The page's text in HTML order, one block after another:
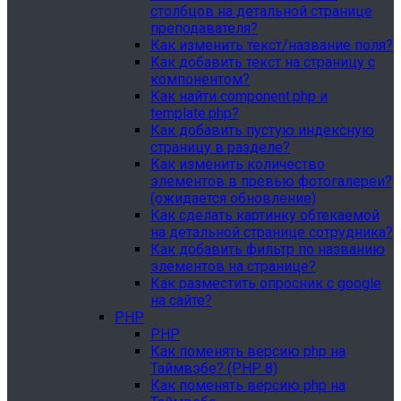
столбцов на детальной странице
преподавателя?
Как изменить текст/название поля?
Как добавить текст на страницу с
компонентом?
Как найти component.php и
template.php?
Как добавить пустую индексную
страницу в разделе?
Как изменить количество
элементов в превью фотогалереи?
(ожидается обновление)
Как сделать картинку обтекаемой
на детальной странице сотрудника?
Как добавить фильтр по названию
элементов на странице?
Как разместить опросник с google
на сайте?
PHP
PHP
Как поменять версию php на
Таймвэбе? (PHP 8)
Как поменять версию php на